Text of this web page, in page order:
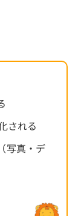
される
写真・デ